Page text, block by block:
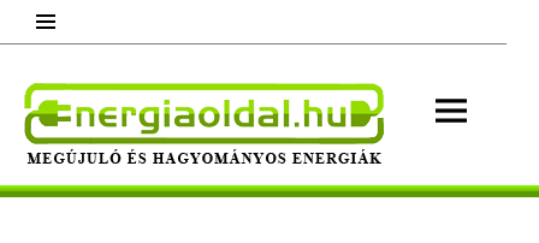
content
Megújuló és hagyományos energiák.